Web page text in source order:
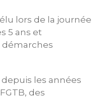
lors de la journée
5 ans et
démarches
depuis les années
des